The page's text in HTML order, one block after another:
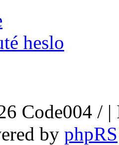
heslo
Code004 / |
by phpRS